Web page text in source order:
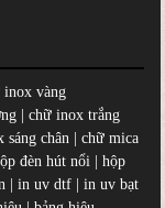
inox vàng
|chữ inox trắng
sáng chân |chữ mica
đèn hút nổi |hộp
|in uv dtf |in uv bạt